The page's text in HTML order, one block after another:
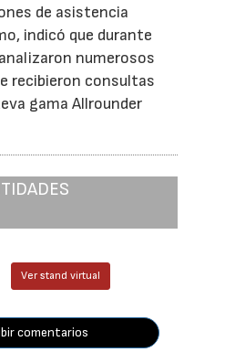
de asistencia
indicó que durante
numerosos
recibieron consultas
gama Allrounder
Ver stand virtual
comentarios